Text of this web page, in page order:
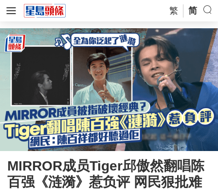
繁 简
MIRROR成员Tiger邱傲然翻唱陈
百强《涟漪》惹负评 网民狠批难